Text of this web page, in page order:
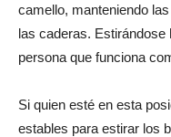
camello, manteniendo
las caderas.
persona que funciona
Si quien esté en esta
estables para estirar los